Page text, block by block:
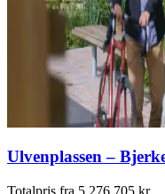
Ulvenplassen –